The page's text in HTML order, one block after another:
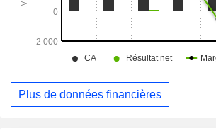
Plus de données financières